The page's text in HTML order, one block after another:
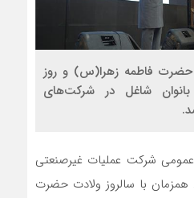
حضرت فاطمه زهرا(س) و روز
شاغل در شرکت‌های
عمومی شرکت عملیات غیرصنعتی
با سالروز ولادت حضرت